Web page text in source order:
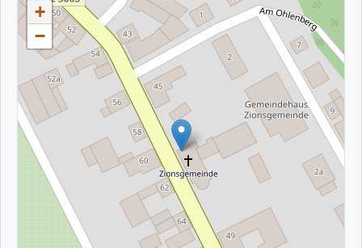
+
−